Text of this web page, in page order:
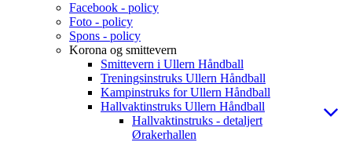
Facebook - policy
Foto - policy
Spons - policy
Korona og smittevern
Smittevern i Ullern Håndball
Treningsinstruks Ullern Håndball
Kampinstruks for Ullern Håndball
Hallvaktinstruks Ullern Håndball
Hallvaktinstruks - detaljert
Ørakerhallen